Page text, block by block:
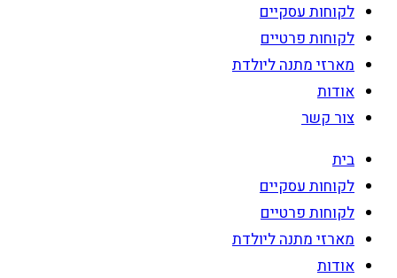
לקוחות עסקיים
לקוחות פרטיים
מארזי מתנה ליולדת
אודות
צור קשר
בית
לקוחות עסקיים
לקוחות פרטיים
מארזי מתנה ליולדת
אודות